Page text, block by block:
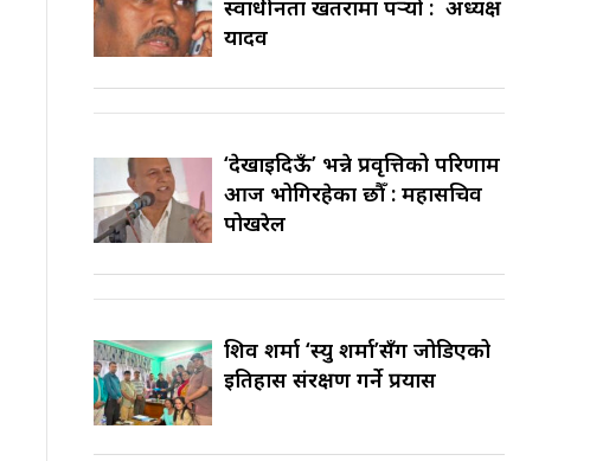
स्वाधीनता खतरामा पर्‍यो : अध्यक्ष
यादव
‘देखाइदिऊँ’ भन्ने प्रवृत्तिको परिणाम
आज भोगिरहेका छौँ : महासचिव
पोखरेल
शिव शर्मा ‘स्यु शर्मा’सँग जोडिएको
इतिहास संरक्षण गर्ने प्रयास